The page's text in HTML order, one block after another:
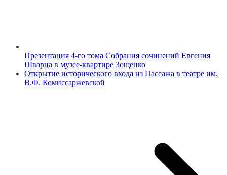
Презентация 4-го тома Собрания сочинений Евгения
Шварца в музее-квартире Зощенко
Открытие исторического входа из Пассажа в театре им.
В.Ф. Комиссаржевской